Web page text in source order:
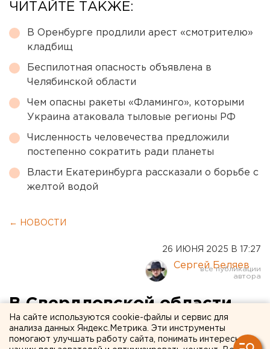
ЧИТАЙТЕ ТАКЖЕ:
В Оренбурге продлили арест «смотрителю»
кладбищ
Беспилотная опасность объявлена в
Челябинской области
Чем опасны ракеты «Фламинго», которыми
Украина атаковала тыловые регионы РФ
Численность человечества предложили
постепенно сократить ради планеты
Власти Екатеринбурга рассказали о борьбе с
желтой водой
← НОВОСТИ
26 ИЮНЯ 2025 В 17:27
Сергей Беляев
В Свердловской области
ужесточат правила работы
гостевых домов и гидов
На сайте используются cookie-файлы и сервис для
анализа данных Яндекс.Метрика. Эти инструменты
помогают улучшать работу сайта, понимать интересы